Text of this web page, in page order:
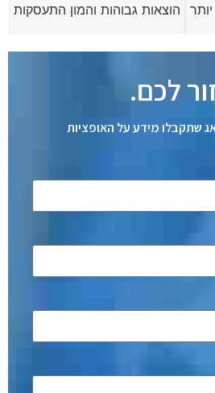
הוצאות גבוהות והמון התעסקות
לכם.
שתקבלו מידע על האופציות